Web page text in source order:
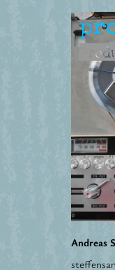
Andreas